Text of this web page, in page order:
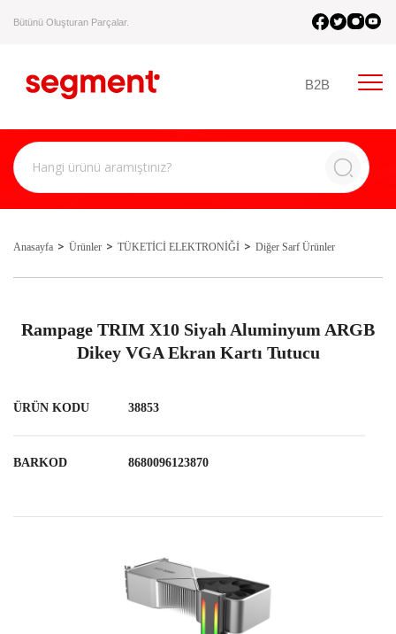
Bütünü Oluşturan Parçalar.
B2B
Anasayfa Ürünler TÜKETİCİ ELEKTRONİĞİ Diğer Sarf Ürünler
Rampage TRIM X10 Siyah Aluminyum ARGB
Dikey VGA Ekran Kartı Tutucu
ÜRÜN KODU 38853
BARKOD 8680096123870